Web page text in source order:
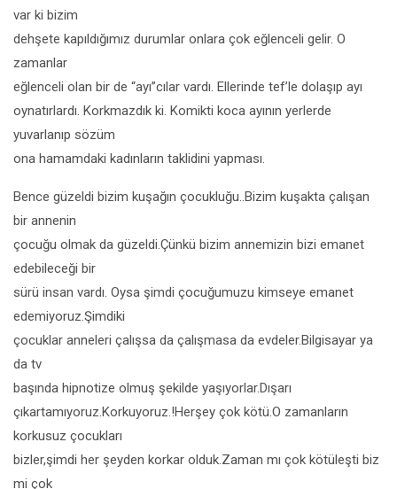
var ki bizim
dehşete kapıldığımız durumlar onlara çok eğlenceli gelir. O
zamanlar
eğlenceli olan bir de “ayı”cılar vardı. Ellerinde tef’le dolaşıp ayı
oynatırlardı. Korkmazdık ki. Komikti koca ayının yerlerde
yuvarlanıp sözüm
ona hamamdaki kadınların taklidini yapması.
Bence güzeldi bizim kuşağın çocukluğu..Bizim kuşakta çalışan
bir annenin
çocuğu olmak da güzeldi.Çünkü bizim annemizin bizi emanet
edebileceği bir
sürü insan vardı. Oysa şimdi çocuğumuzu kimseye emanet
edemiyoruz.Şimdiki
çocuklar anneleri çalışsa da çalışmasa da evdeler.Bilgisayar ya
da tv
başında hipnotize olmuş şekilde yaşıyorlar.Dışarı
çıkartamıyoruz.Korkuyoruz.!Herşey çok kötü.O zamanların
korkusuz çocukları
bizler,şimdi her şeyden korkar olduk.Zaman mı çok kötüleşti biz
mi çok